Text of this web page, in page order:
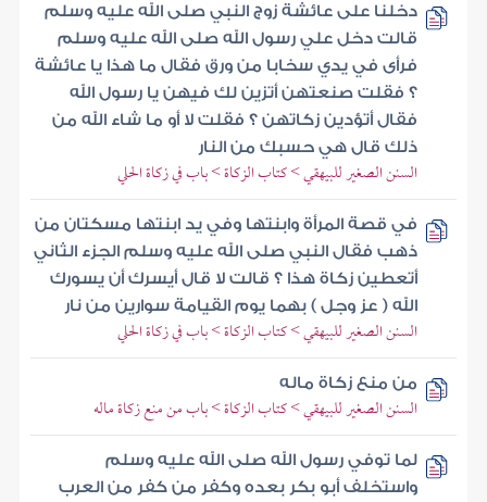
دخلنا على عائشة زوج النبي صلى الله عليه وسلم
قالت دخل علي رسول الله صلى الله عليه وسلم
فرأى في يدي سخابا من ورق فقال ما هذا يا عائشة
؟ فقلت صنعتهن أتزين لك فيهن يا رسول الله
فقال أتؤدين زكاتهن ؟ فقلت لا أو ما شاء الله من
ذلك قال هي حسبك من النار
السنن الصغير للبيهقي > كتاب الزكاة > باب في زكاة الحلي
في قصة المرأة وابنتها وفي يد ابنتها مسكتان من
ذهب فقال النبي صلى الله عليه وسلم الجزء الثاني
أتعطين زكاة هذا ؟ قالت لا قال أيسرك أن يسورك
الله ( عز وجل ) بهما يوم القيامة سوارين من نار
السنن الصغير للبيهقي > كتاب الزكاة > باب في زكاة الحلي
من منع زكاة ماله
السنن الصغير للبيهقي > كتاب الزكاة > باب من منع زكاة ماله
لما توفي رسول الله صلى الله عليه وسلم
واستخلف أبو بكر بعده وكفر من كفر من العرب